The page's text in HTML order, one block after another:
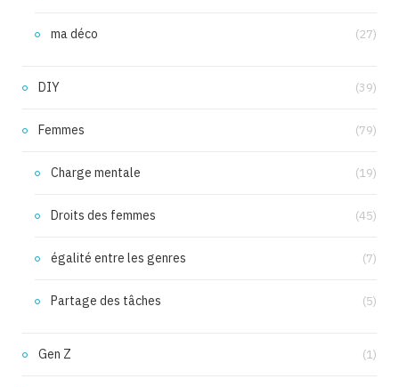
ma déco (27)
DIY (39)
Femmes (79)
Charge mentale (19)
Droits des femmes (45)
égalité entre les genres (7)
Partage des tâches (5)
Gen Z (1)